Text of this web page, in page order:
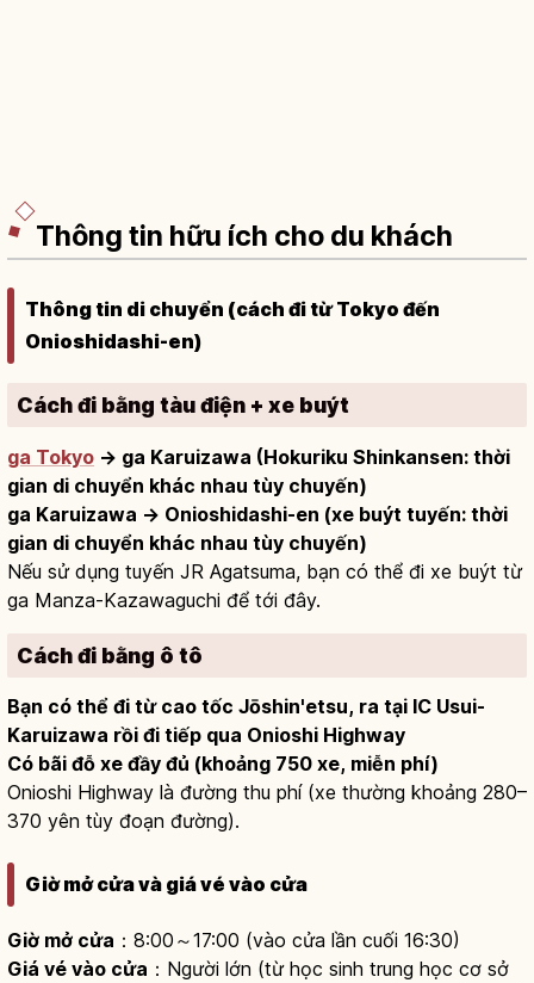
Thông tin hữu ích cho du khách
Thông tin di chuyển (cách đi từ Tokyo đến
Onioshidashi-en)
Cách đi bằng tàu điện + xe buýt
ga Tokyo → ga Karuizawa (Hokuriku Shinkansen: thời
gian di chuyển khác nhau tùy chuyến)
ga Karuizawa → Onioshidashi-en (xe buýt tuyến: thời
gian di chuyển khác nhau tùy chuyến)
Nếu sử dụng tuyến JR Agatsuma, bạn có thể đi xe buýt từ
ga Manza-Kazawaguchi để tới đây.
Cách đi bằng ô tô
Bạn có thể đi từ cao tốc Jōshin'etsu, ra tại IC Usui-
Karuizawa rồi đi tiếp qua Onioshi Highway
Có bãi đỗ xe đầy đủ (khoảng 750 xe, miễn phí)
Onioshi Highway là đường thu phí (xe thường khoảng 280–
370 yên tùy đoạn đường).
Giờ mở cửa và giá vé vào cửa
Giờ mở cửa ：8:00～17:00 (vào cửa lần cuối 16:30)
Giá vé vào cửa ：Người lớn (từ học sinh trung học cơ sở